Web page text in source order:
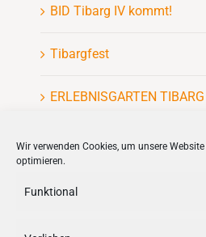
Wir verwenden Cookies, um unsere
optimieren.
Funktional
BID Tibarg IV kommt!
Tibargfest
ERLEBNISGARTEN TIBARG
Kinderflohmarkt